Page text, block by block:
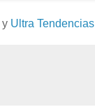
y Ultra Tendencias